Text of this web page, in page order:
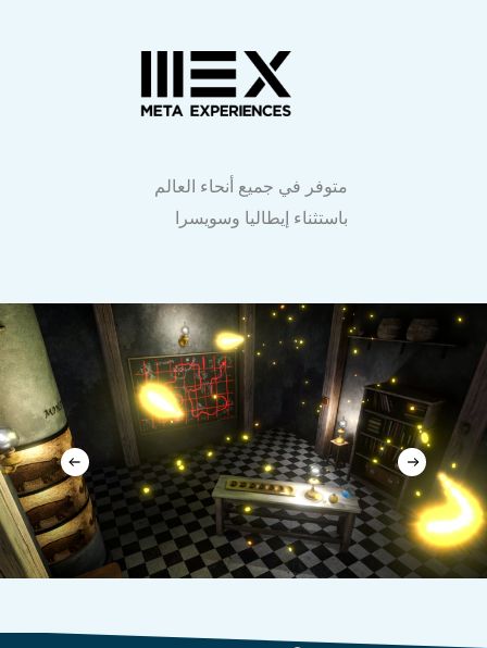
متوفر في جميع أنحاء العالم
باستثناء إيطاليا وسويسرا